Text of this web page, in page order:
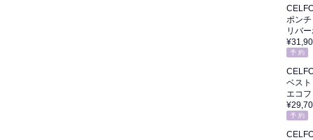
ポン
リバ
予 約
ベスト
エコ
予 約